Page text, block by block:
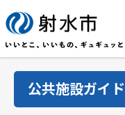
公共施設ガイド